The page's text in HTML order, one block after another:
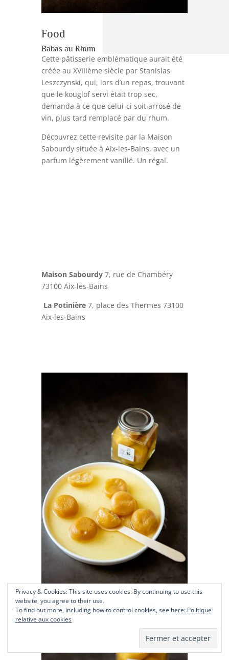
Food
Babas au Rhum
Cette pâtisserie emblématique aurait été
créée au XVIIIème siècle par Stanislas
Leszczynski, qui, lors d’un repas, trouvant
que le kouglof servi était trop sec,
demanda à ce que celui-ci soit arrosé de
vin, plus tard remplacé par du rhum.
Découvrez cette revisite par la Maison
Sabourdy située à Aix-les-Bains, avec un
parfum légèrement vanillé. Un régal.
Maison Sabourdy7, rue de Chambéry
73100 Aix-les-Bains
La Potinière7, place des Thermes 73100
Aix-les-Bains
Privacy & Cookies: This site uses cookies. By continuing to use this
website, you agree to their use.
To find out more, including how to control cookies, see here: Politique
relative aux cookies